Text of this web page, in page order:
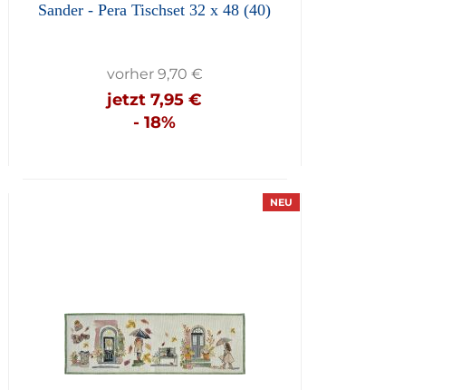
Sander - Pera Tischset 32 x 48 (40)
vorher 9,70 €
jetzt 7,95 €
- 18%
NEU